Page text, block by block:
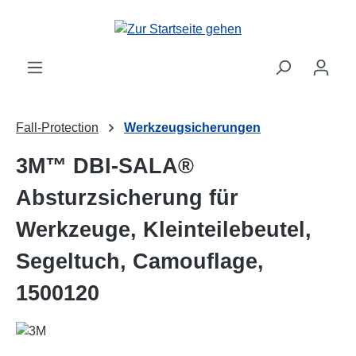
Zum Hauptinhalt springen
Fall-Protection Werkzeugsicherungen
3M™ DBI-SALA®
Absturzsicherung für
Werkzeuge, Kleinteilebeutel,
Segeltuch, Camouflage,
1500120